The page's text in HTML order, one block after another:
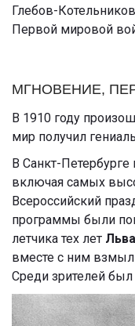
Глебов-
Первой мировой
МГНОВЕНИЕ,
В 1910 году
мир получил
В Санкт-
включая самых
Всероссийский
программы были
летчика тех лет
вместе с ним
Среди зрителей